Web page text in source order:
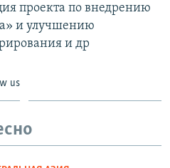
проекта по внедрению
и улучшению
и др
us